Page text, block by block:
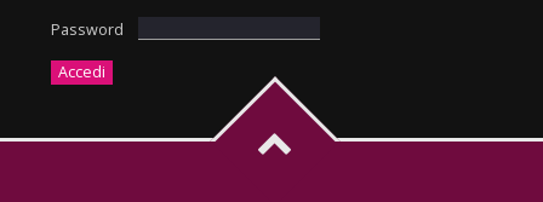
Password